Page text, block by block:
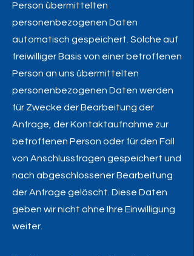
Person übermittelten
personenbezogenen Daten
automatisch gespeichert. Solche auf
freiwilliger Basis von einer betroffenen
Person an uns übermittelten
personenbezogenen Daten werden
für Zwecke der Bearbeitung der
Anfrage, der Kontaktaufnahme zur
betroffenen Person oder für den Fall
von Anschlussfragen gespeichert und
nach abgeschlossener Bearbeitung
der Anfrage gelöscht. Diese Daten
geben wir nicht ohne Ihre Einwilligung
weiter.